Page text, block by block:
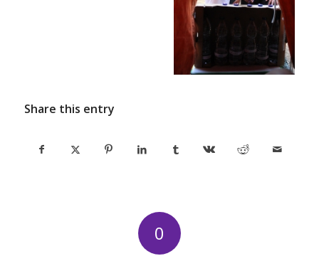
Share this entry
0